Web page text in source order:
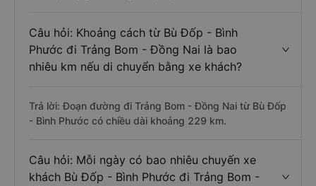
Câu hỏi: Khoảng cách từ Bù Đốp - Bình
Phước đi Trảng Bom - Đồng Nai là bao
nhiêu km nếu di chuyển bằng xe khách?
Trả lời: Đoạn đường đi Trảng Bom - Đồng Nai từ Bù Đốp
- Bình Phước có chiều dài khoảng 229 km.
Câu hỏi: Mỗi ngày có bao nhiêu chuyến xe
khách Bù Đốp - Bình Phước đi Trảng Bom -